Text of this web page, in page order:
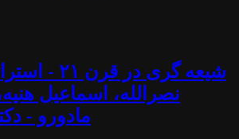
شیعه گری در
نصرالله، اسماعیل
مادورو -